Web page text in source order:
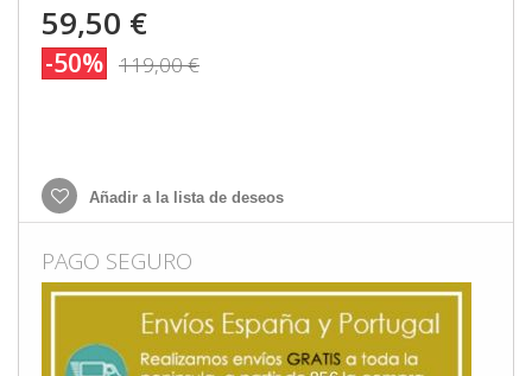
59,50 €
-50% 119,00 €
Añadir a la lista de deseos
PAGO SEGURO